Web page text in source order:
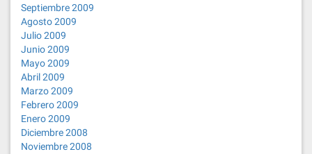
Septiembre 2009
Agosto 2009
Julio 2009
Junio 2009
Mayo 2009
Abril 2009
Marzo 2009
Febrero 2009
Enero 2009
Diciembre 2008
Noviembre 2008